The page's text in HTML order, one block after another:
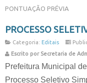
PONTUAÇÃO PRÉVIA
Categoria: Editais
Escrito por Secretaria de
Prefeitura Municipal
Processo Seletivo